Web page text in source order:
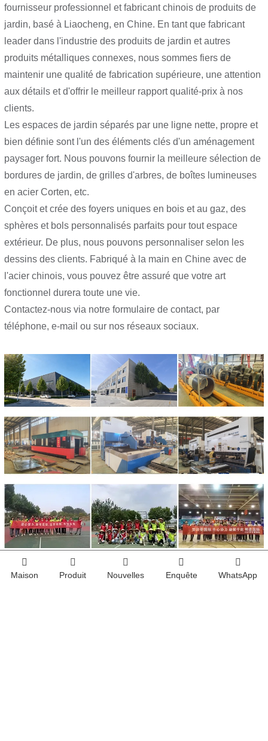
fournisseur professionnel et fabricant chinois de produits de
jardin, basé à Liaocheng, en Chine. En tant que fabricant
leader dans l'industrie des produits de jardin et autres
produits métalliques connexes, nous sommes fiers de
maintenir une qualité de fabrication supérieure, une attention
aux détails et d'offrir le meilleur rapport qualité-prix à nos
clients.
Les espaces de jardin séparés par une ligne nette, propre et
bien définie sont l'un des éléments clés d'un aménagement
paysager fort. Nous pouvons fournir la meilleure sélection de
bordures de jardin, de grilles d'arbres, de boîtes lumineuses
en acier Corten, etc.
Conçoit et crée des foyers uniques en bois et au gaz, des
sphères et bols personnalisés parfaits pour tout espace
extérieur. De plus, nous pouvons personnaliser selon les
dessins des clients. Fabriqué à la main en Chine avec de
l'acier chinois, vous pouvez être assuré que votre art
fonctionnel durera toute une vie.
Contactez-nous via notre formulaire de contact, par
téléphone, e-mail ou sur nos réseaux sociaux.
Maison Produit Nouvelles Enquête WhatsApp